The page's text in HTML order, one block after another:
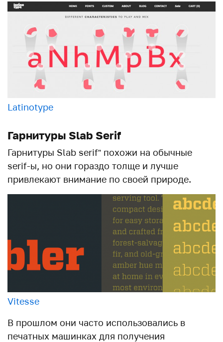
Latinotype
Гарнитуры Slab Serif
Гарнитуры Slab serif” похожи на обычные
serif-ы, но они гораздо толще и лучше
привлекают внимание по своей природе.
Vitesse
В прошлом они часто использовались в
печатных машинках для получения